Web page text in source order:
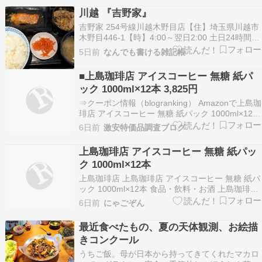
川越 『吉野家』
吉野家 254号線川越木野目店【住】埼玉県川越市
木野目446-1【時】4:00～翌日2:00 土日24時間営
業【休】無休吉野家HP 『ランチ』で利用 紹介28
回目（前回のブログ） ※チェーン店トータル日曜
日 8月に入って最初の日曜日。今日も猛暑日で
す。スマホゲームの「ドラゴンク…
5日前 なんでも書ける雑記帳
■上島珈琲店 アイスコーヒー 無糖 紙パ
ック 1000ml×12本 3,825円
⇒クーポン情報（blogranking） Amazonで上島珈
琲店 アイスコーヒー 無糖 紙パック 1000ml×12本
が激安特価。定期便適用。購入後いつでもキャン
セル可能。↓リンク先の10％OFFFクーポンで割
引。8月2日までポイントアップキャンペーンが開
催中。⇒他の特価品を探…
6日前 激安特価品調査ブログ
上島珈琲店 アイスコーヒー 無糖 紙パッ
ク 1000ml×12本
上島珈琲店 上島珈琲店 アイスコーヒー 無糖 紙パ
ック 1000ml×12本 食品・飲料・お酒 上島珈琲店
上島珈琲店 アイスコーヒー 無糖 紙パック
1000ml×12本 食品・飲料・お酒 Amazonの情報
過去1か月で1000点以上購入されました 307個の
評価で星 4.…
6日前 にゃごぞん
最近食べたもの、夏の天体観測、お絵描
きコンクール
うちご飯。母が日本から持ってきてくれたマカロ